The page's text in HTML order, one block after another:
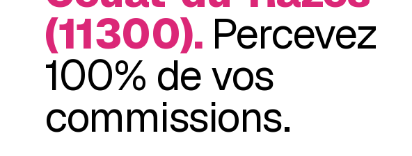
(11300). Percevez
100% de vos
commissions.